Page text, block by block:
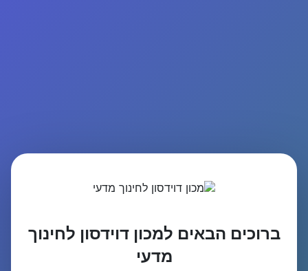
ברוכים הבאים למכון דוידסון לחינוך
מדעי